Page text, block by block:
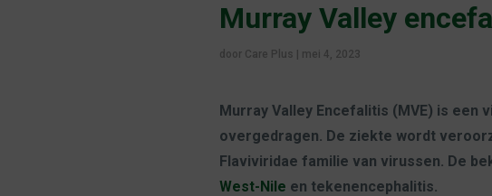
Murray Valley
door Care Plus mei 4, 2023
Murray Valley Encefalitis (MVE) is
overgedragen. De ziekte wordt
Flaviviridae familie van virussen. De
West-Nile en tekenencephalitis.